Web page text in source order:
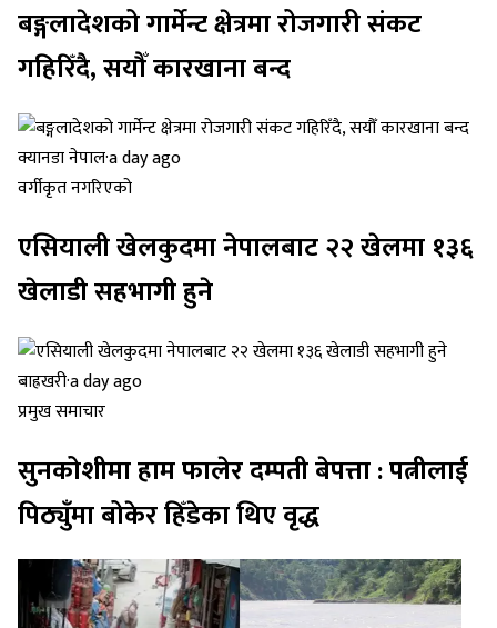
बङ्गलादेशको गार्मेन्ट क्षेत्रमा रोजगारी संकट
गहिरिँदै, सयौँ कारखाना बन्द
क्यानडा नेपाल·a day ago
वर्गीकृत नगरिएको
एसियाली खेलकुदमा नेपालबाट २२ खेलमा १३६
खेलाडी सहभागी हुने
बाह्रखरी·a day ago
प्रमुख समाचार
सुनकोशीमा हाम फालेर दम्पती बेपत्ता : पत्नीलाई
पिठ्युँमा बोकेर हिँडेका थिए वृद्ध